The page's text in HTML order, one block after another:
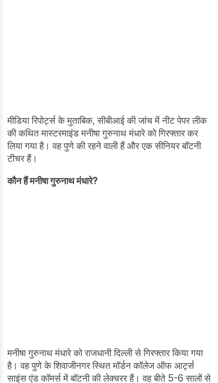
मीडिया रिपोर्ट्स के मुताबिक, सीबीआई की जांच में नीट पेपर लीक
की कथित मास्टरमाइंड मनीषा गुरुनाथ मंधारे को गिरफ्तार कर
लिया गया है। वह पुणे की रहने वाली हैं और एक सीनियर बॉटनी
टीचर हैं।
कौन हैं मनीषा गुरुनाथ मंधारे?
मनीषा गुरुनाथ मंधारे को राजधानी दिल्ली से गिरफ्तार किया गया
है। वह पुणे के शिवाजीनगर स्थित मॉर्डन कॉलेज ऑफ आर्ट्स
साइंस एंड कॉमर्स में बॉटनी की लेक्चरर हैं। वह बीते 5-6 सालों से